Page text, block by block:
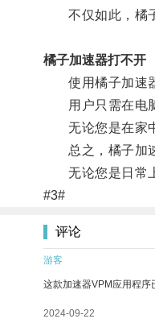
不仅如此，橘子
橘子加速器打不开
使用橘子加速器
用户只需在电脑
无论您是在家中
总之，橘子加速
无论您是日常上
#3#
评论
游客
这款加速器VPM应用程序
2024-09-22